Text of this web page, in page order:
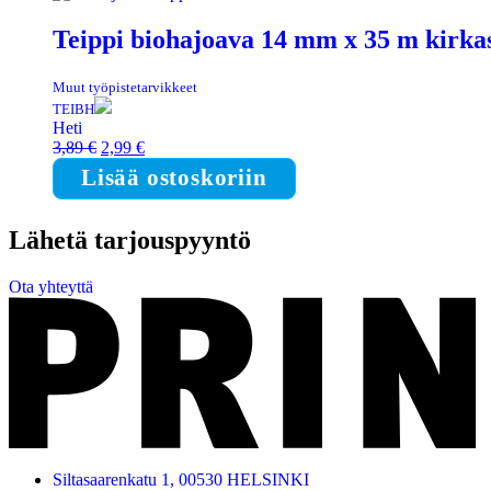
Teippi biohajoava 14 mm x 35 m
Muut työpistetarvikkeet
TEIBH
Heti
3,89€ Alkuperäinen
hinta
oli:
3,89 €.
2,99 €Nykyinen
on:
2,99 €.
Lisää ostoskoriin
Lähetä tarjouspyyntö
Ota yhteyttä
Siltasaarenkatu 1, 00530 HELSINKI